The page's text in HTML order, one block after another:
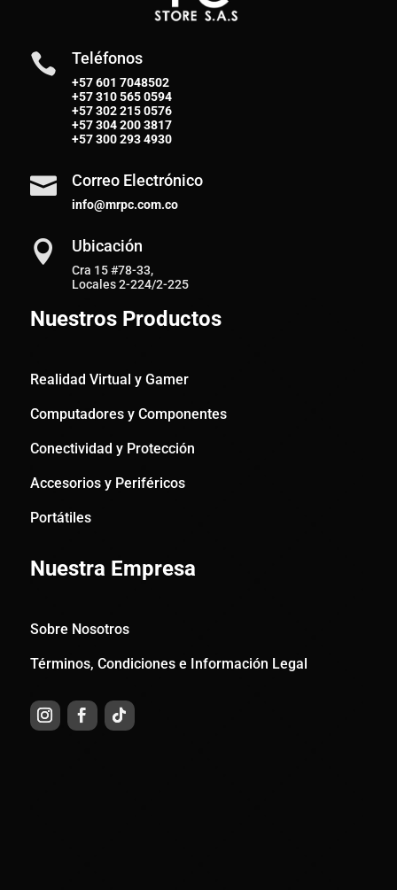
 Teléfonos
+57 601 7048502
+57310 565 0594
+57302 215 0576
+57304 200 3817
+57300 293 4930
 Correo Electrónico
info@mrpc.com.co
 Ubicación
Cra 15 #78-33,
Locales 2-224/2-225
Nuestros Productos
Realidad Virtual y Gamer
Computadores y Componentes
Conectividad y Protección
Accesorios y Periféricos
Portátiles
Nuestra Empresa
Sobre Nosotros
Términos, Condiciones e Información Legal